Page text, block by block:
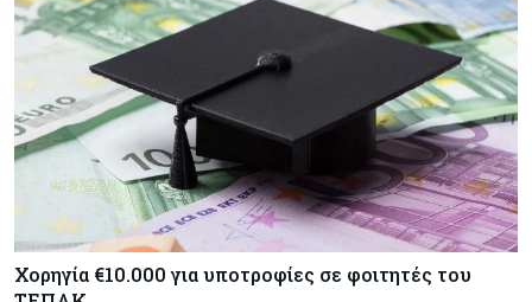
Χορηγία €10.000 για υποτροφίες σε φοιτητές του